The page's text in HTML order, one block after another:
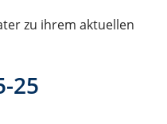
zu ihrem aktuellen
25